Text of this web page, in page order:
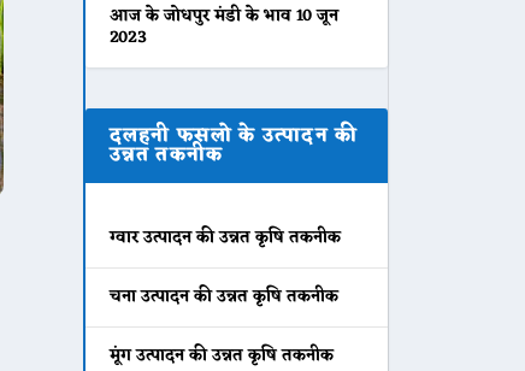
आज के जोधपुर मंडी के भाव 10 जून
2023
दलहनी फसलो के उत्पादन की
उन्नत तकनीक
ग्वार उत्पादन की उन्नत कृषि तकनीक
चना उत्पादन की उन्नत कृषि तकनीक
मूंग उत्पादन की उन्नत कृषि तकनीक